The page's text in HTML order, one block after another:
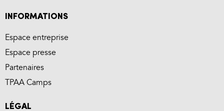
INFORMATIONS
Espace entreprise
Espace presse
Partenaires
TPAA Camps
LÉGAL